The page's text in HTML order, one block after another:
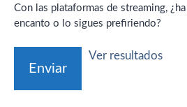
Con las plataformas de streaming, ¿ha perdido el cine su
encanto o lo sigues prefiriendo?
Ver resultados